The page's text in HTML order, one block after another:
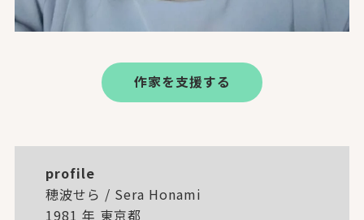
作家を支援する
profile
穂波せら / Sera Honami
1981 年 東京都